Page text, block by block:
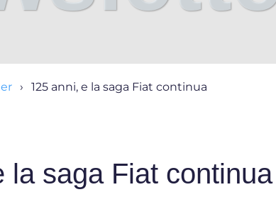
125 anni, e la saga Fiat continua
la saga Fiat continua